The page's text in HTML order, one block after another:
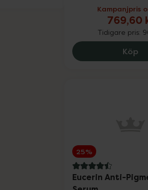
Kampanjpris
769,60
Tidigare pris:
Köp
25%
4.5 av 5 i omdöme
Eucerin Anti-